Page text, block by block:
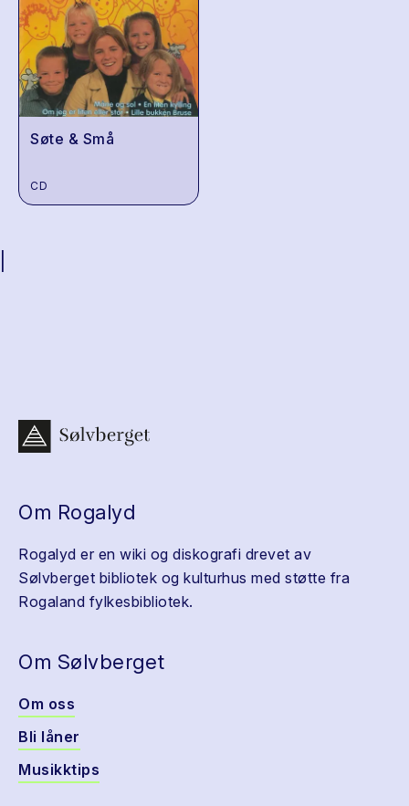
Søte & Små
CD
Om Rogalyd
Rogalyd er en wiki og diskografi drevet av
Sølvberget bibliotek og kulturhus med støtte fra
Rogaland fylkesbibliotek.
Om Sølvberget
Om oss
Bli låner
Musikktips